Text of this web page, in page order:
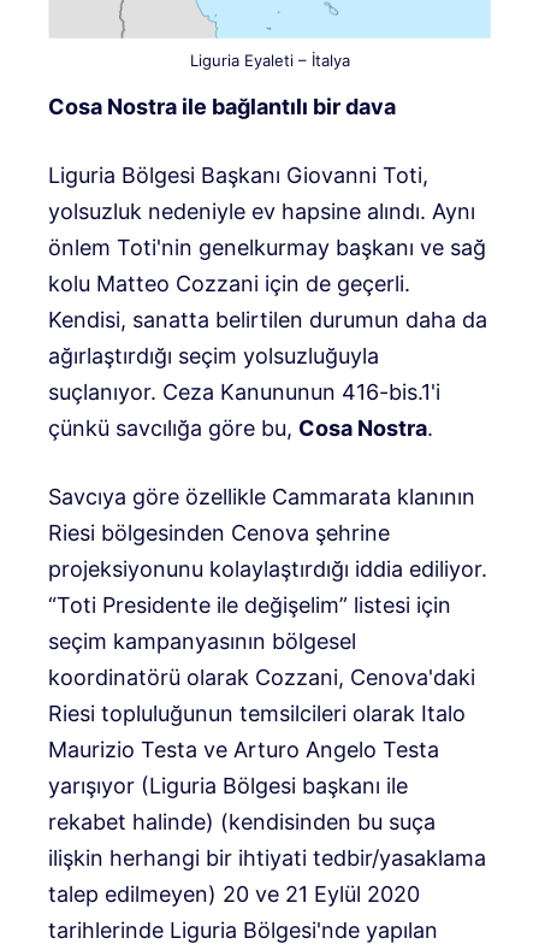
Liguria Eyaleti – İtalya
Cosa Nostra ile bağlantılı bir dava
Liguria Bölgesi Başkanı Giovanni Toti,
yolsuzluk nedeniyle ev hapsine alındı. Aynı
önlem Toti'nin genelkurmay başkanı ve sağ
kolu Matteo Cozzani için de geçerli.
Kendisi, sanatta belirtilen durumun daha da
ağırlaştırdığı seçim yolsuzluğuyla
suçlanıyor. Ceza Kanununun 416-bis.1'i
çünkü savcılığa göre bu, Cosa Nostra.
Savcıya göre özellikle Cammarata klanının
Riesi bölgesinden Cenova şehrine
projeksiyonunu kolaylaştırdığı iddia ediliyor.
“Toti Presidente ile değişelim” listesi için
seçim kampanyasının bölgesel
koordinatörü olarak Cozzani, Cenova'daki
Riesi topluluğunun temsilcileri olarak Italo
Maurizio Testa ve Arturo Angelo Testa
yarışıyor (Liguria Bölgesi başkanı ile
rekabet halinde) (kendisinden bu suça
ilişkin herhangi bir ihtiyati tedbir/yasaklama
talep edilmeyen) 20 ve 21 Eylül 2020
tarihlerinde Liguria Bölgesi'nde yapılan